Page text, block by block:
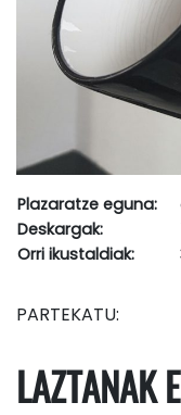
Plazaratze eguna:
Deskargak:
Orri ikustaldiak:
PARTEKATU:
LAZTANAK